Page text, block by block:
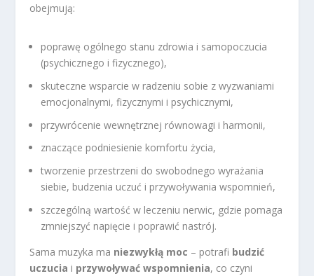
obejmują:
poprawę ogólnego stanu zdrowia i samopoczucia
(psychicznego i fizycznego),
skuteczne wsparcie w radzeniu sobie z wyzwaniami
emocjonalnymi, fizycznymi i psychicznymi,
przywrócenie wewnętrznej równowagi i harmonii,
znaczące podniesienie komfortu życia,
tworzenie przestrzeni do swobodnego wyrażania
siebie, budzenia uczuć i przywoływania wspomnień,
szczególną wartość w leczeniu nerwic, gdzie pomaga
zmniejszyć napięcie i poprawić nastrój.
Sama muzyka ma niezwykłą moc – potrafi budzić
uczucia i przywoływać wspomnienia, co czyni